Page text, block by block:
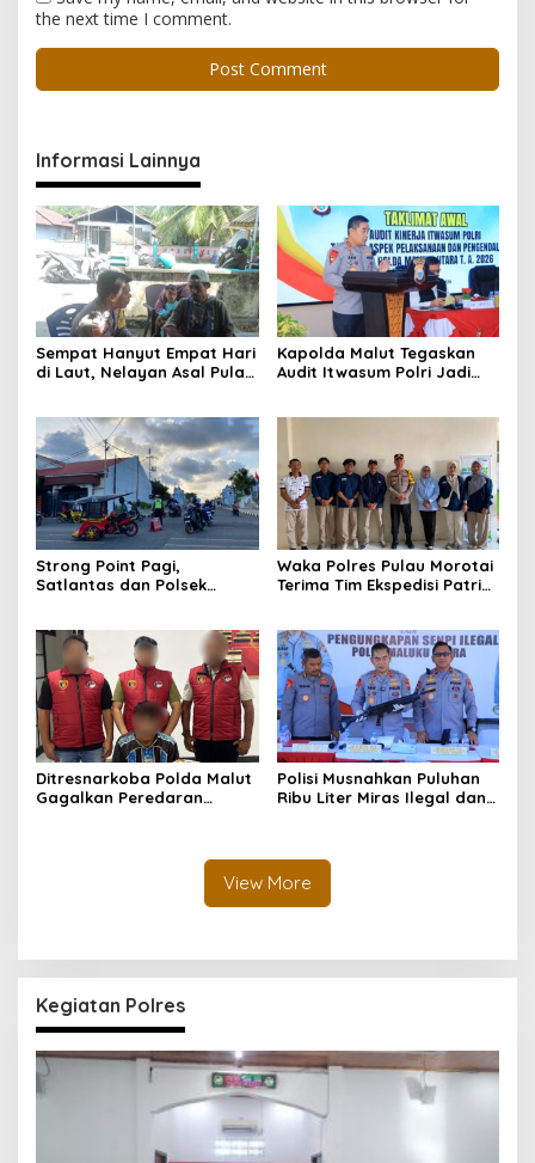
the next time I comment.
Informasi Lainnya
Sempat Hanyut Empat Hari
di Laut, Nelayan Asal Pulau
Utara
Kapolda Malut Tegaskan
Audit Itwasum Polri Jadi
Strong Point Pagi,
Satlantas dan Polsek
serta Keselamatan Berlalu
Lintas
Waka Polres Pulau Morotai
Terima Tim Ekspedisi Patriot
Wilayah Morotai
Ditresnarkoba Polda Malut
Gagalkan Peredaran
Polisi Musnahkan Puluhan
Ribu Liter Miras Ilegal dan
View More
Kegiatan Polres